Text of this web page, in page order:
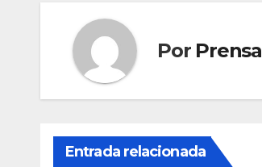
Por Prensa
Entrada relacionada